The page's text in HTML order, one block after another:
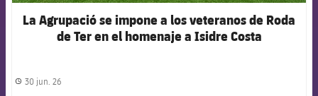
La Agrupació se impone a los veteranos de Roda
de Ter en el homenaje a Isidre Costa
label.share.clock
30 jun. 26